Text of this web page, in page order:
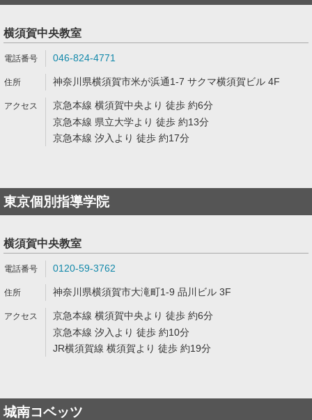
横須賀中央教室
046-824-4771
神奈川県横須賀市米が浜通1-7 サクマ横須賀ビル 4F
京急本線 横須賀中央より 徒歩 約6分
京急本線 県立大学より 徒歩 約13分
京急本線 汐入より 徒歩 約17分
東京個別指導学院
横須賀中央教室
0120-59-3762
神奈川県横須賀市大滝町1-9 品川ビル 3F
京急本線 横須賀中央より 徒歩 約6分
京急本線 汐入より 徒歩 約10分
JR横須賀線 横須賀より 徒歩 約19分
城南コベッツ